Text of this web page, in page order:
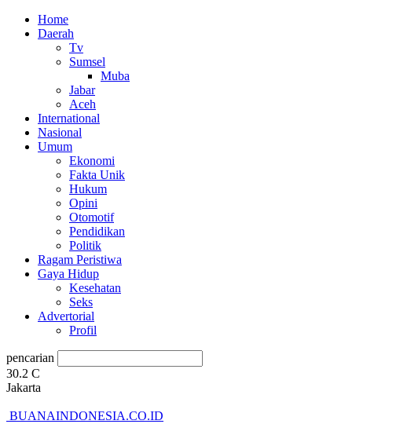
Home
Daerah
Tv
Sumsel
Muba
Jabar
Aceh
International
Nasional
Umum
Ekonomi
Fakta Unik
Hukum
Opini
Otomotif
Pendidikan
Politik
Ragam Peristiwa
Gaya Hidup
Kesehatan
Seks
Advertorial
Profil
pencarian
30.2 C
Jakarta
BUANAINDONESIA.CO.ID